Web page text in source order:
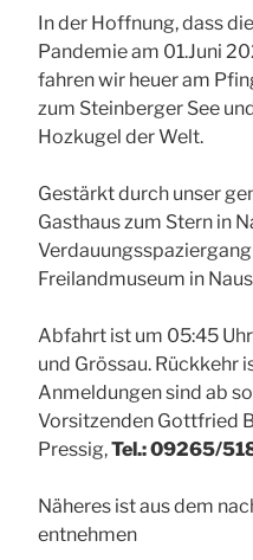
In der Hoffnung, dass
Pandemie am 01.Juni
fahren wir heuer am
zum Steinberger See
Hozkugel der Welt.
Gestärkt durch unser
Gasthaus zum Stern in
Freilandmuseum in
Abfahrt ist um 05:45
und Grössau. Rückkehr
Anmeldungen sind ab
Vorsitzenden Gottfried
Pressig,Tel.: 09265/
Näheres ist aus dem
entnehmen